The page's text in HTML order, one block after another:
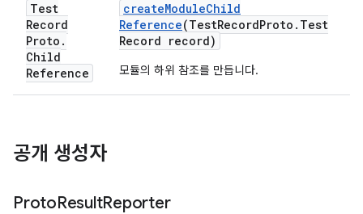
Test
Record
Proto .
Child
Reference
createModuleChild
Reference(TestRecordProto . Test
Record record)
모듈의 하위 참조를 만듭니다.
공개 생성자
ProtoResultReporter